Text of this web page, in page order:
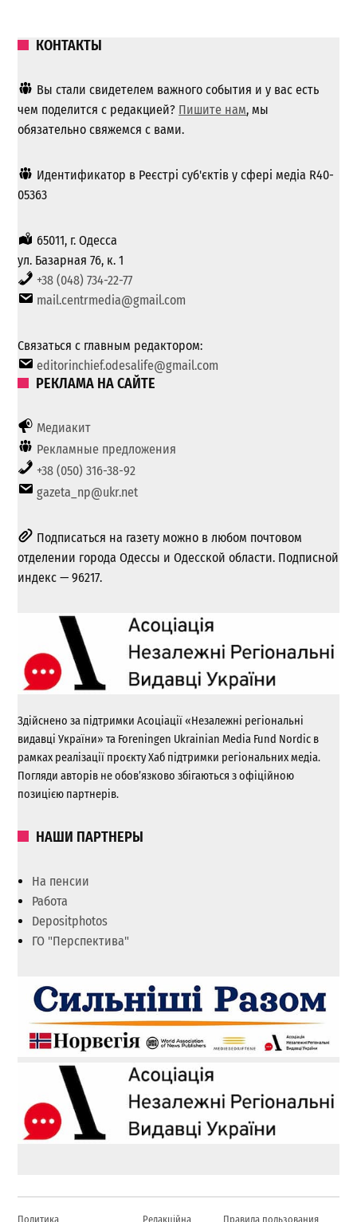
КОНТАКТЫ
Вы стали свидетелем важного события и у вас есть
чем поделится с редакцией? Пишите нам, мы
обязательно свяжемся с вами.
Идентификатор в Реєстрі суб'єктів у сфері медіа R40-
05363
65011, г. Одесса
ул. Базарная 76, к. 1
+38 (048) 734-22-77
mail.centrmedia@gmail.com
Связаться с главным редактором:
editorinchief.odesalife@gmail.com
РЕКЛАМА НА САЙТЕ
Медиакит
Рекламные предложения
+38 (050) 316-38-92
gazeta_np@ukr.net
Подписаться на газету можно в любом почтовом
отделении города Одессы и Одесской области. Подписной
индекс — 96217.
Здійснено за підтримки Асоціації «Незалежні регіональні
видавці України» та Foreningen Ukrainian Media Fund Nordic в
рамках реалізації проєкту Хаб підтримки регіональних медіа.
Погляди авторів не обов’язково збігаються з офіційною
позицією партнерів.
НАШИ ПАРТНЕРЫ
На пенсии
Работа
Depositphotos
ГО "Перспектива"
Политика Редакційна Правила пользования